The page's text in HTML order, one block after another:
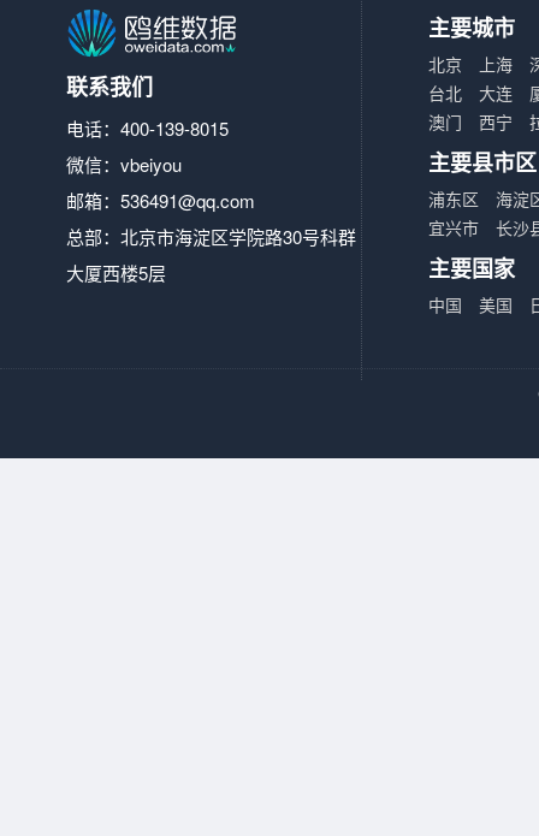
联系我们
电话：400-139-8015
微信：vbeiyou
邮箱： 536491@qq.com
总部：北京市海淀区学院路30号科群
大厦西楼5层
主要城市
北京 上海
台北
大连
澳门
西宁
主要县市区
浦东区
海淀
宜兴市
长沙
主要国家
中国 美国